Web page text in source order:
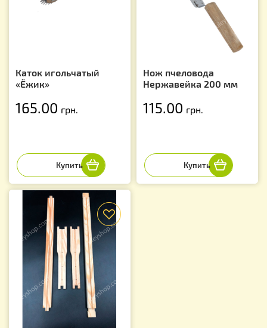
Каток игольчатый
«Ёжик»
165.00 грн.
Нож пчеловода
Нержавейка 200 мм
115.00 грн.